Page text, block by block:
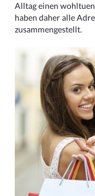
Alltag einen
haben daher alle
zusammengestellt.